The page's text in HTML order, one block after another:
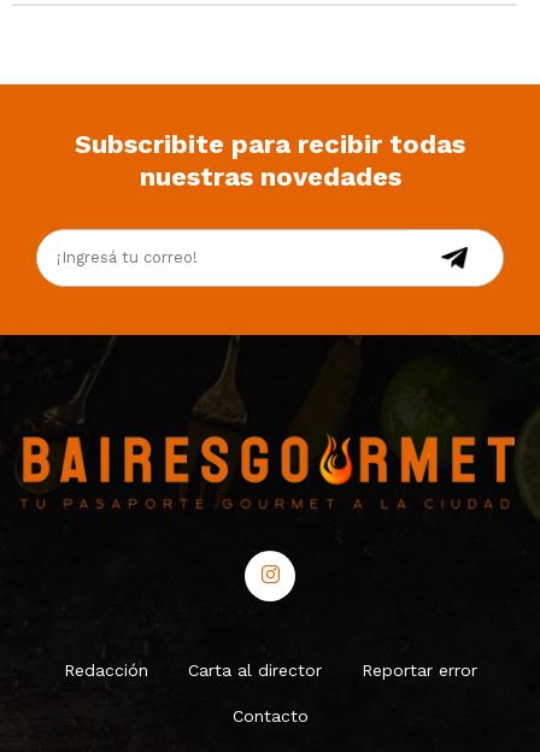
Subscribite para recibir todas
nuestras novedades
Redacción Carta al director Reportar error
Contacto